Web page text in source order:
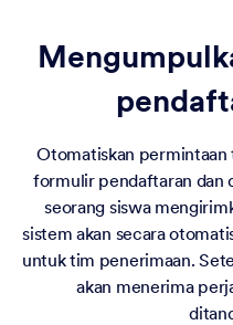
Otomatiskan
formulir pendaftaran dan
seorang siswa
sistem akan secara
untuk tim penerimaan.
akan menerima